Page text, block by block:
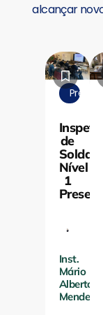
alcançar
Inspetor
de
Nível
1
Inst.
Mário
Alberto
Mendes